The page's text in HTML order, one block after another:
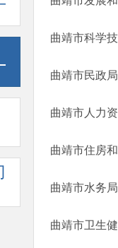
曲靖市科学
曲靖市民政局
曲靖市人力
曲靖市住房
曲靖市水务局
曲靖市卫生